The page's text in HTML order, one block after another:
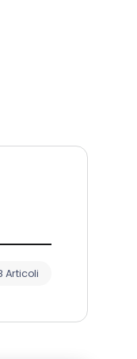
Articoli